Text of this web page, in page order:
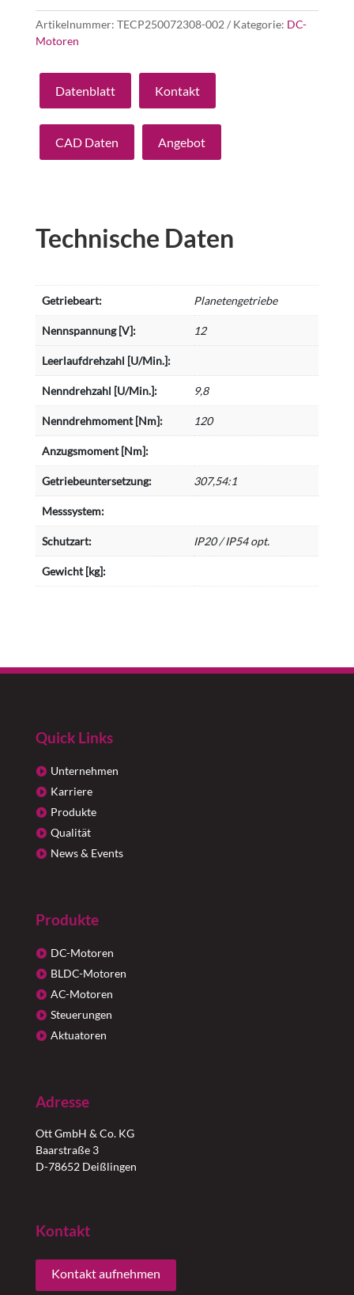
Artikelnummer: TECP250072308-002 Kategorie: DC-
Motoren
Datenblatt Kontakt
CAD Daten Angebot
Technische Daten
Getriebeart: Planetengetriebe
Nennspannung [V]: 12
Leerlaufdrehzahl [U/Min.]:
Nenndrehzahl [U/Min.]: 9,8
Nenndrehmoment [Nm]: 120
Anzugsmoment [Nm]:
Getriebeuntersetzung: 307,54:1
Messsystem:
Schutzart: IP20 / IP54 opt.
Gewicht [kg]:
Quick Links
Unternehmen
Karriere
Produkte
Qualität
News & Events
Produkte
DC-Motoren
BLDC-Motoren
AC-Motoren
Steuerungen
Aktuatoren
Adresse
Ott GmbH & Co. KG
Baarstraße 3
D-78652 Deißlingen
Kontakt
Kontakt aufnehmen